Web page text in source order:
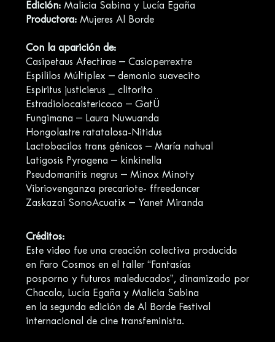
Edición: Malicia Sabina y Lucía Egaña
Productora: Mujeres Al Borde
Con la aparición de:
Casipetaus Afectirae – Casioperrextre
Espililos Múltiplex – demonio suavecito
Espiritus justicierus _ clitorito
Estradiolocaistericoco – GatÜ
Fungimana – Laura Nuwuanda
Hongolastre ratatalosa-Nitidus
Lactobacilos trans génicos – María nahual
Latigosis Pyrogena – kinkinella
Pseudomanitis negrus – Minox Minoty
Vibriovenganza precariote- ffreedancer
Zaskazai SonoAcuatix – Yanet Miranda
Créditos:
Este video fue una creación colectiva producida
en Faro Cosmos en el taller “Fantasías
posporno y futuros maleducados”, dinamizado por
Chacala, Lucía Egaña y Malicia Sabina
en la segunda edición de Al Borde Festival
internacional de cine transfeminista.